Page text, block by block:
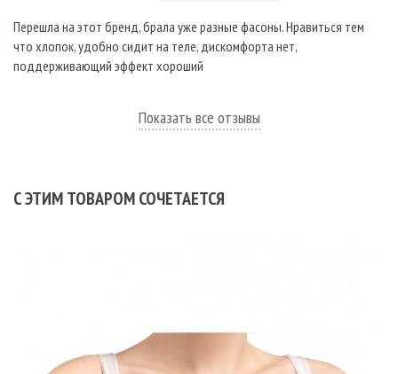
Перешла на этот бренд, брала уже разные фасоны. Нравиться тем
что хлопок, удобно сидит на теле, дискомфорта нет,
поддерживающий эффект хороший
Показать все отзывы
С ЭТИМ ТОВАРОМ СОЧЕТАЕТСЯ